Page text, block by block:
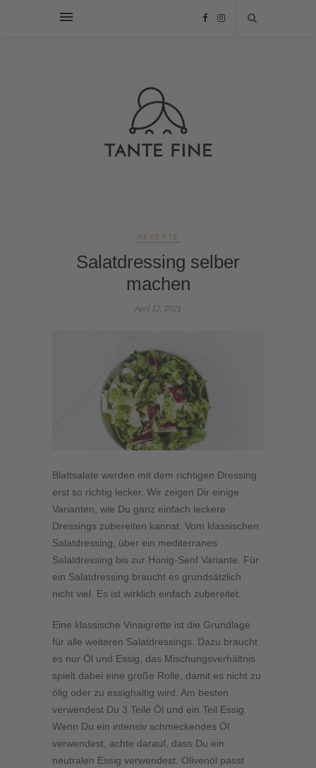
REZEPTE
Salatdressing selber
machen
April 12, 2021
Blattsalate werden mit dem richtigen Dressing
erst so richtig lecker. Wir zeigen Dir einige
Varianten, wie Du ganz einfach leckere
Dressings zubereiten kannst. Vom klassischen
Salatdressing, über ein mediterranes
Salatdressing bis zur Honig-Senf Variante. Für
ein Salatdressing braucht es grundsätzlich
nicht viel. Es ist wirklich einfach zubereitet.
Eine klassische Vinaigrette ist die Grundlage
für alle weiteren Salatdressings. Dazu braucht
es nur Öl und Essig, das Mischungsverhältnis
spielt dabei eine große Rolle, damit es nicht zu
ölig oder zu essighaltig wird. Am besten
verwendest Du 3 Teile Öl und ein Teil Essig.
Wenn Du ein intensiv schmeckendes Öl
verwendest, achte darauf, dass Du ein
neutralen Essig verwendest. Olivenöl passt